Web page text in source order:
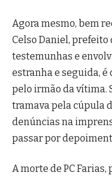
Agora mesmo, bem
Celso Daniel, prefeito
testemunhas e
estranha e seguida,
pelo irmão da vítima.
tramava pela cúpula
denúncias na
passar por
A morte de PC